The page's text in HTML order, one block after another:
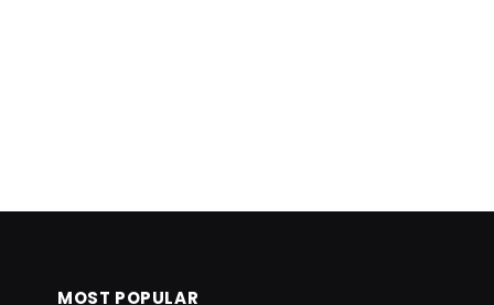
MOST POPULAR